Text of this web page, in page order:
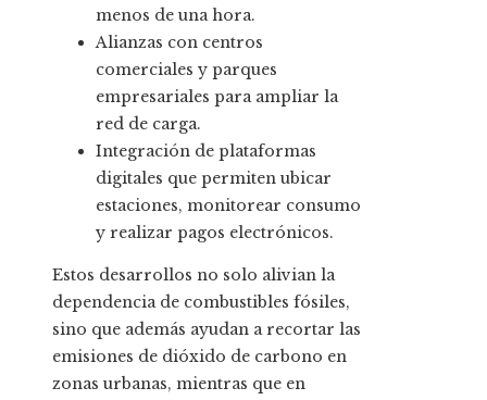
menos de una hora.
Alianzas con centros
comerciales y parques
empresariales para ampliar la
red de carga.
Integración de plataformas
digitales que permiten ubicar
estaciones, monitorear consumo
y realizar pagos electrónicos.
Estos desarrollos no solo alivian la
dependencia de combustibles fósiles,
sino que además ayudan a recortar las
emisiones de dióxido de carbono en
zonas urbanas, mientras que en